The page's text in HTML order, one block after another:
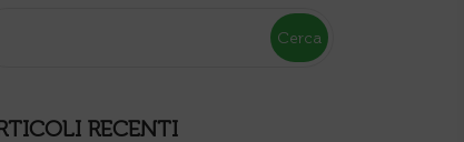
Cerca
RECENTI